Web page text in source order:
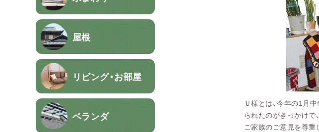
屋根
リビング・お部屋
ベランダ
Ｕ様とは、今年の1月
られたのがきっかけで
ご家族のご意見を尊重